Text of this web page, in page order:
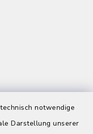
notwendige
Darstellung unserer